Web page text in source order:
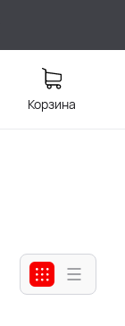
Корзина